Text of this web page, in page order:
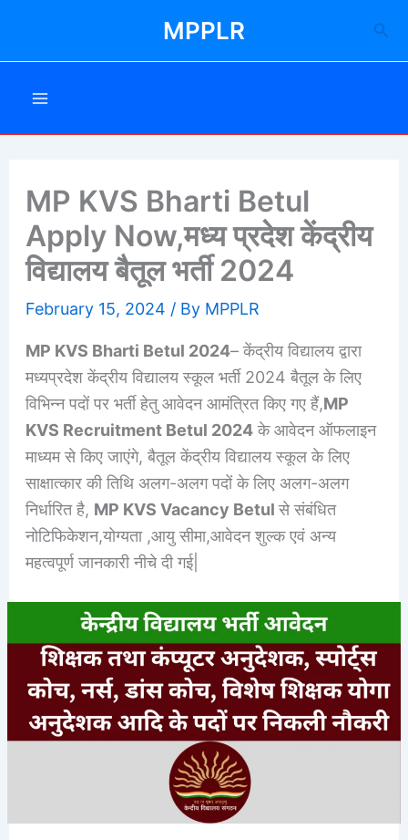
content
MPPLR
MP KVS Bharti Betul
Apply Now,मध्य प्रदेश केंद्रीय
विद्यालय बैतूल भर्ती 2024
February 15, 2024 / By MPPLR
MP KVS Bharti Betul 2024– केंद्रीय विद्यालय द्वारा
मध्यप्रदेश केंद्रीय विद्यालय स्कूल भर्ती 2024 बैतूल के लिए
विभिन्न पदों पर भर्ती हेतु आवेदन आमंत्रित किए गए हैं,MP
KVS Recruitment Betul 2024के आवेदन ऑफलाइन
माध्यम से किए जाएंगे, बैतूल केंद्रीय विद्यालय स्कूल के लिए
साक्षात्कार की तिथि अलग-अलग पदों के लिए अलग-अलग
निर्धारित है, MP KVS Vacancy Betulसे संबंधित
नोटिफिकेशन,योग्यता ,आयु सीमा,आवेदन शुल्क एवं अन्य
महत्वपूर्ण जानकारी नीचे दी गई|